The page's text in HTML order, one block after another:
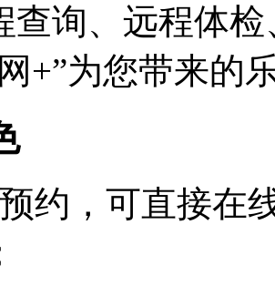
查询、远程体
+”为您带来的
约，可直接在